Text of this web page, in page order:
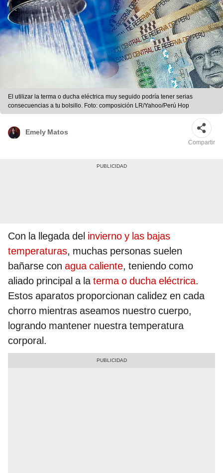
El utilizar la terma o ducha eléctrica muy seguido podría tener serias
consecuencias a tu bolsillo. Foto: composición LR/Yahoo/Perú Hop
Emely Matos
Compartir
Con la llegada del invierno y las bajas
temperaturas, muchas personas suelen
bañarse con agua caliente, teniendo como
aliado principal a laterma o ducha eléctrica.
Estos aparatos proporcionan calidez en cada
chorro mientras aseamos nuestro cuerpo,
logrando mantener nuestra temperatura
corporal.